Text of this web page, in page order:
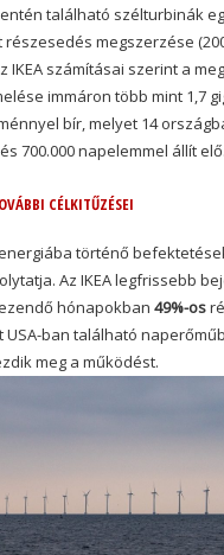
található szélturbinák
részesedés megszerzése
IKEA számításai szerint a
immáron több mint 1,7
bír, melyet 14
700.000 napelemmel állít elő.
CÉLKITŰZÉSEI
történő
Az IKEA legfrissebb
hónapokban 49%-os
USA-ban található
meg a működést.